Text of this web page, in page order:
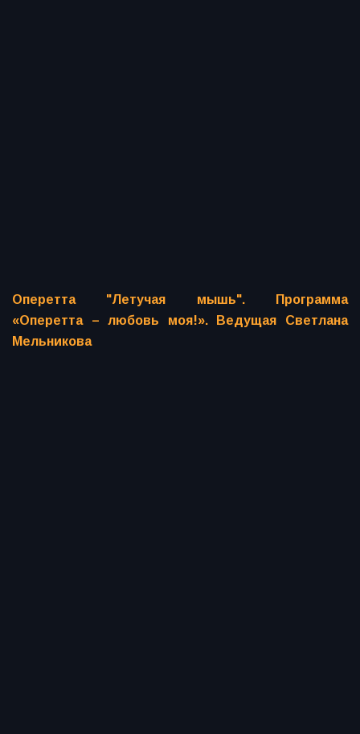
Оперетта "Летучая мышь". Программа
«Оперетта – любовь моя!». Ведущая Светлана
Мельникова